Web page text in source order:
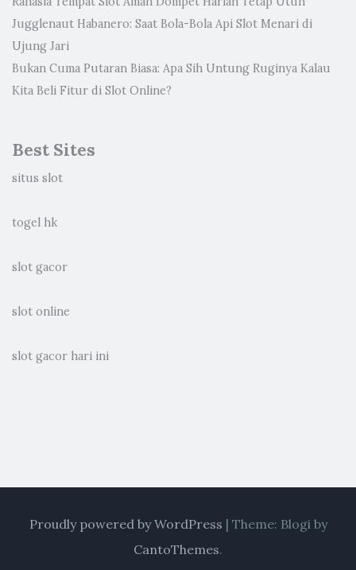
Jugglenaut Habanero: Saat Bola-Bola Api Slot Menari di
Ujung Jari
Bukan Cuma Putaran Biasa: Apa Sih Untung Ruginya Kalau
Kita Beli Fitur di Slot Online?
Best Sites
situs slot
togel hk
slot gacor
slot online
slot gacor hari ini
Proudly powered by WordPress | Theme: Blogi by
CantoThemes.